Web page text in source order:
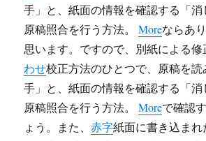
手」と、紙面の情報を確認する「
原稿照合を行う方法。Moreならあ
思います。ですので、別紙による
わせ校正方法のひとつで、原稿を
手」と、紙面の情報を確認する「
原稿照合を行う方法。Moreで確認
ょう。また、赤字紙面に書き込まれ